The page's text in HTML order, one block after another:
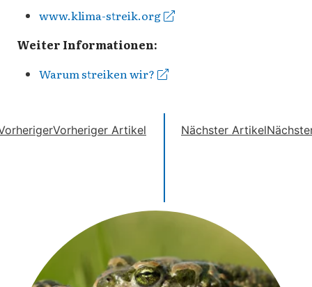
www.klima-streik.org
Weiter Informationen:
Warum streiken wir?
Vorheriger Artikel Nächster Artikel